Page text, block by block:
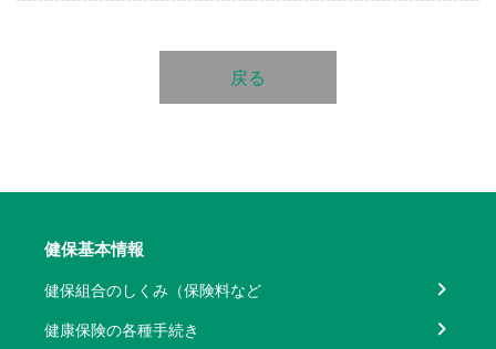
戻る
健保基本情報
健保組合のしくみ（保険料など
健康保険の各種手続き